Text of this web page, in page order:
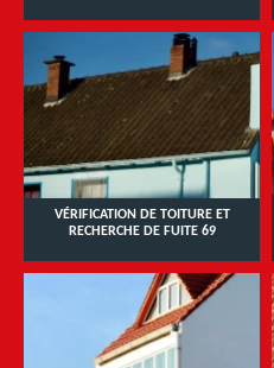
VÉRIFICATION DE TOITURE ET
RECHERCHE DE FUITE 69